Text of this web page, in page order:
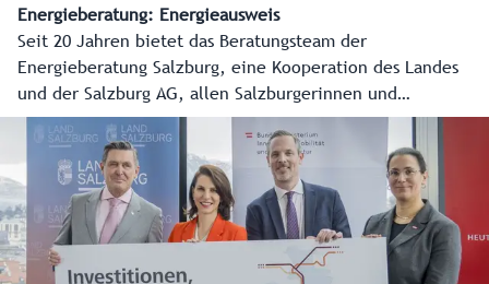
Energieberatung: Energieausweis
Seit 20 Jahren bietet das Beratungsteam der
Energieberatung Salzburg, eine Kooperation des Landes
und der Salzburg AG, allen Salzburgerinnen und
Salzburgern kostenlose, produktneutrale und unabhängige
Beratung in allen Energiefragen an. In diesem Video erklärt
Energieberater Gerhard Meloun Wichtiges über den
Energieausweis bei Vermietung und Verkauf von
Immobilien.